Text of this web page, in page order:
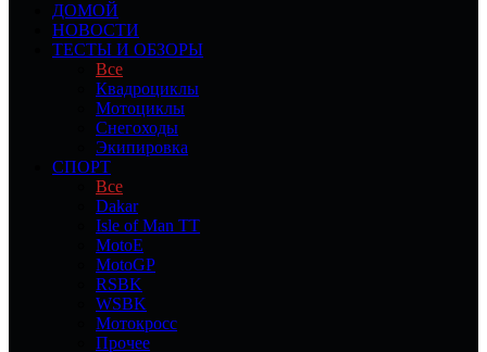
ДОМОЙ
НОВОСТИ
ТЕСТЫ И ОБЗОРЫ
Все
Квадроциклы
Мотоциклы
Снегоходы
Экипировка
СПОРТ
Все
Dakar
Isle of Man TT
MotoE
MotoGP
RSBK
WSBK
Мотокросс
Прочее